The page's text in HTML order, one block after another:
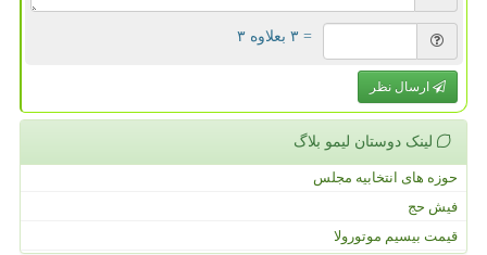
= ۳ بعلاوه ۳
ارسال نظر
لینک دوستان لیمو بلاگ
حوزه های انتخابیه مجلس
فیش حج
قیمت بیسیم موتورولا